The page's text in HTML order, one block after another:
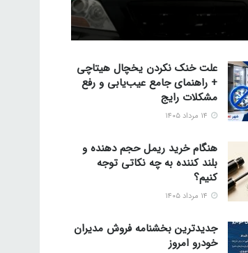
علت خنک نکردن یخچال هیتاچی
+ راهنمای جامع عیب‌یابی و رفع
مشکلات رایج
هنگام خرید ریمل حجم دهنده و
بلند کننده به چه نکاتی توجه
کنیم؟
جدیدترین بخشنامه فروش مدیران
خودرو امروز